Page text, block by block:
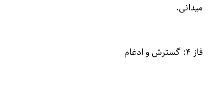
میدانی.
فاز ۴: گسترش و ادغام